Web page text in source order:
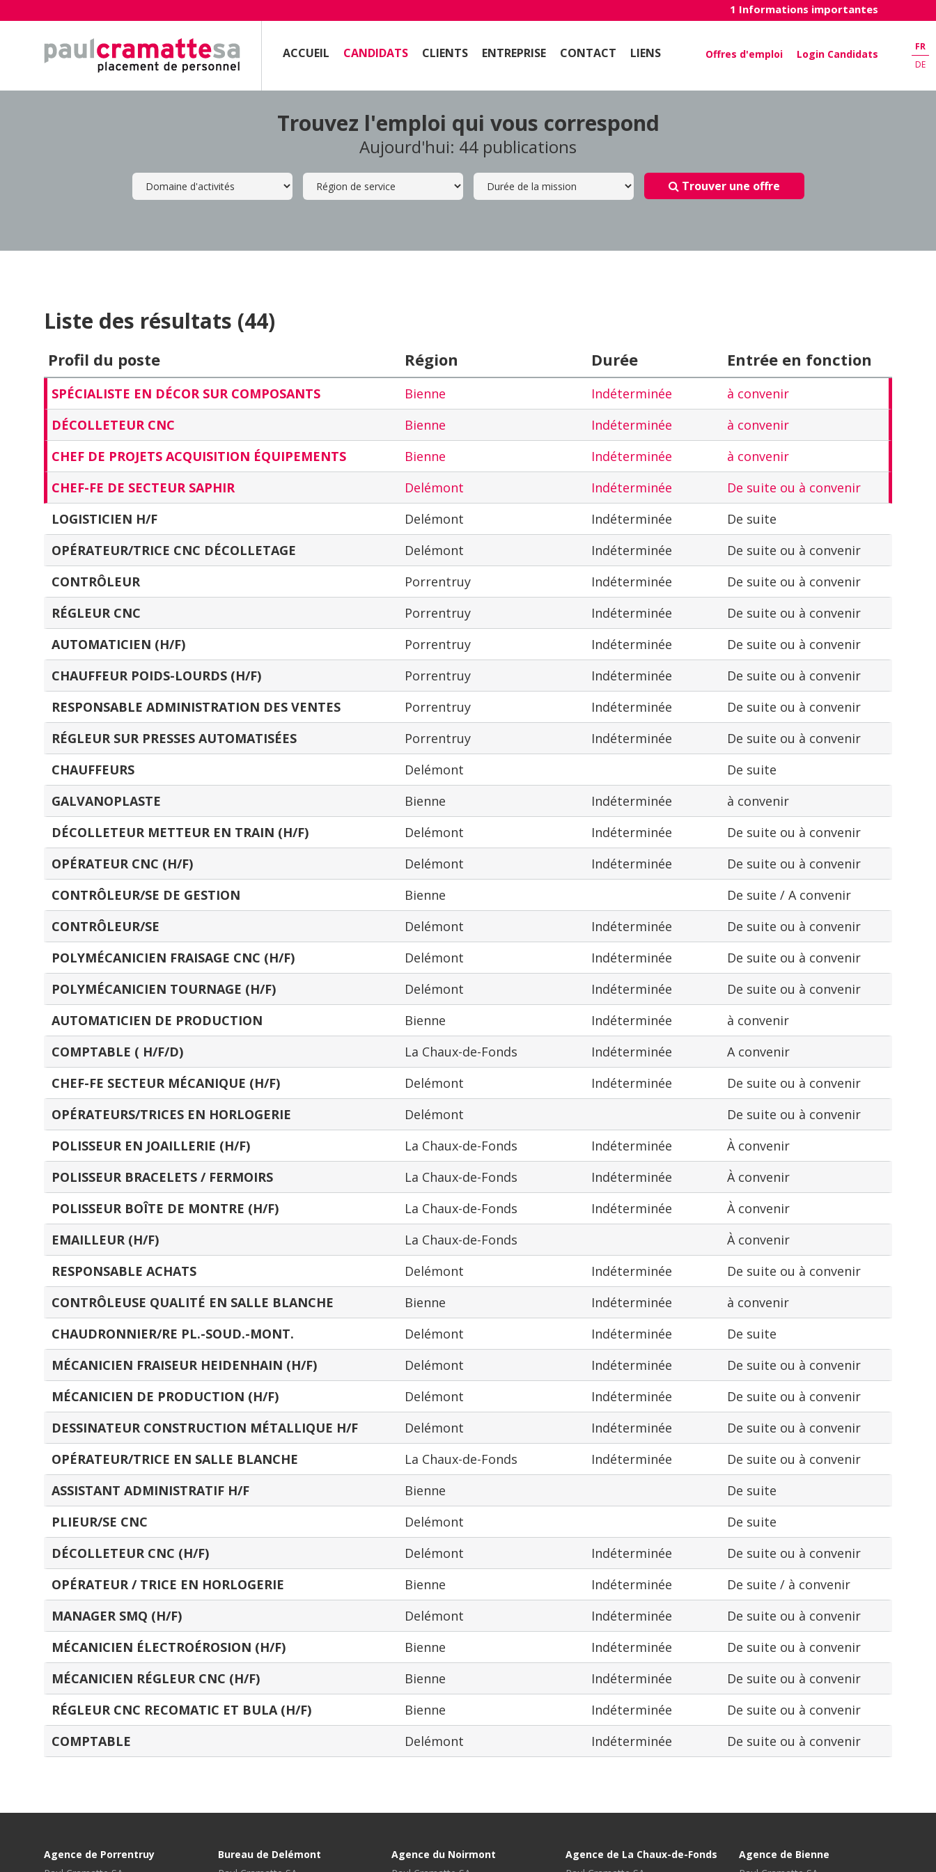
1 Informations importantes
ACCUEIL CANDIDATS CLIENTS ENTREPRISE CONTACT LIENS Login Candidats
Offres d'emploi
FR
DE
Trouvez l'emploi qui vous correspond
Aujourd'hui: 44 publications
Trouver une offre
Liste des résultats (44)
Profil du poste Région Durée Entrée en fonction
SPÉCIALISTE EN DÉCOR SUR COMPOSANTS Bienne Indéterminée
à convenir
DÉCOLLETEUR CNC
Bienne Indéterminée
à convenir
CHEF DE PROJETS ACQUISITION ÉQUIPEMENTS
Bienne Indéterminée
à convenir
CHEF-FE DE SECTEUR SAPHIR
Delémont Indéterminée
De suite ou à convenir
LOGISTICIEN H/F
Delémont Indéterminée
De suite
OPÉRATEUR/TRICE CNC DÉCOLLETAGE
Delémont Indéterminée
De suite ou à convenir
CONTRÔLEUR
Porrentruy Indéterminée
De suite ou à convenir
RÉGLEUR CNC
Porrentruy Indéterminée
De suite ou à convenir
AUTOMATICIEN (H/F)
Porrentruy Indéterminée
De suite ou à convenir
CHAUFFEUR POIDS-LOURDS (H/F)
Porrentruy Indéterminée
De suite ou à convenir
RESPONSABLE ADMINISTRATION DES VENTES
Porrentruy Indéterminée
De suite ou à convenir
RÉGLEUR SUR PRESSES AUTOMATISÉES
Porrentruy Indéterminée
De suite ou à convenir
CHAUFFEURS
Delémont
De suite
GALVANOPLASTE
Bienne Indéterminée
à convenir
DÉCOLLETEUR METTEUR EN TRAIN (H/F)
Delémont Indéterminée
De suite ou à convenir
OPÉRATEUR CNC (H/F)
Delémont Indéterminée
De suite ou à convenir
CONTRÔLEUR/SE DE GESTION
Bienne
De suite / A convenir
CONTRÔLEUR/SE
Delémont Indéterminée
De suite ou à convenir
POLYMÉCANICIEN FRAISAGE CNC (H/F)
Delémont Indéterminée
De suite ou à convenir
POLYMÉCANICIEN TOURNAGE (H/F)
Delémont Indéterminée
De suite ou à convenir
AUTOMATICIEN DE PRODUCTION
Bienne Indéterminée
à convenir
COMPTABLE ( H/F/D)
La Chaux-de-Fonds Indéterminée
A convenir
CHEF-FE SECTEUR MÉCANIQUE (H/F)
Delémont Indéterminée
De suite ou à convenir
OPÉRATEURS/TRICES EN HORLOGERIE
Delémont
De suite ou à convenir
POLISSEUR EN JOAILLERIE (H/F)
La Chaux-de-Fonds Indéterminée
À convenir
POLISSEUR BRACELETS / FERMOIRS
La Chaux-de-Fonds Indéterminée
À convenir
POLISSEUR BOÎTE DE MONTRE (H/F)
La Chaux-de-Fonds Indéterminée
À convenir
EMAILLEUR (H/F)
La Chaux-de-Fonds
À convenir
RESPONSABLE ACHATS
Delémont Indéterminée
De suite ou à convenir
CONTRÔLEUSE QUALITÉ EN SALLE BLANCHE
Bienne Indéterminée
à convenir
CHAUDRONNIER/RE PL.-SOUD.-MONT.
Delémont Indéterminée
De suite
MÉCANICIEN FRAISEUR HEIDENHAIN (H/F)
Delémont Indéterminée
De suite ou à convenir
MÉCANICIEN DE PRODUCTION (H/F)
Delémont Indéterminée
De suite ou à convenir
DESSINATEUR CONSTRUCTION MÉTALLIQUE H/F
Delémont Indéterminée
De suite ou à convenir
OPÉRATEUR/TRICE EN SALLE BLANCHE
La Chaux-de-Fonds Indéterminée
De suite ou à convenir
ASSISTANT ADMINISTRATIF H/F
Bienne
De suite
PLIEUR/SE CNC
Delémont
De suite
DÉCOLLETEUR CNC (H/F)
Delémont Indéterminée
De suite ou à convenir
OPÉRATEUR / TRICE EN HORLOGERIE
Bienne Indéterminée
De suite / à convenir
MANAGER SMQ (H/F)
Delémont Indéterminée
De suite ou à convenir
MÉCANICIEN ÉLECTROÉROSION (H/F)
Bienne Indéterminée
De suite ou à convenir
MÉCANICIEN RÉGLEUR CNC (H/F)
Bienne Indéterminée
De suite ou à convenir
RÉGLEUR CNC RECOMATIC ET BULA (H/F)
Bienne Indéterminée
De suite ou à convenir
COMPTABLE
Delémont Indéterminée De suite ou à convenir
Agence de Porrentruy
Bureau de Delémont
Agence du Noirmont
Agence de La Chaux-de-Fonds
Agence de Bienne